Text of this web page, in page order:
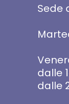
Sede
dalle
dalle